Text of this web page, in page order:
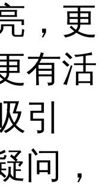
，更
有活
引
问，